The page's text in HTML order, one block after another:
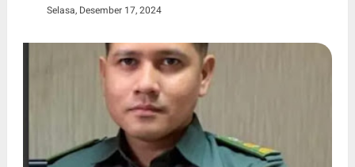
Selasa, Desember 17, 2024